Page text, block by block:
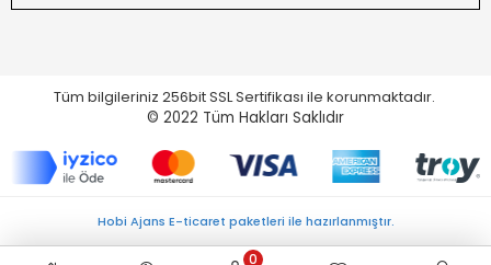
Tüm bilgileriniz 256bit SSL Sertifikası ile korunmaktadır.
© 2022 Tüm Hakları Saklıdır
0
Hobi Ajans E-ticaret paketleri ile hazırlanmıştır.